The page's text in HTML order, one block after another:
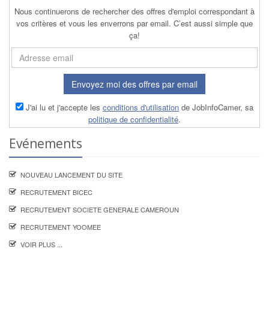
Nous continuerons de rechercher des offres d'emploi correspondant à
vos critères et vous les enverrons par email. C’est aussi simple que
ça!
Envoyez moi des offres par email
J'ai lu et j'accepte les conditions d'utilisation de JobInfoCamer, sa
politique de confidentialité.
Evénements
NOUVEAU LANCEMENT DU SITE
RECRUTEMENT BICEC
RECRUTEMENT SOCIETE GENERALE CAMEROUN
RECRUTEMENT YOOMEE
VOIR PLUS ...